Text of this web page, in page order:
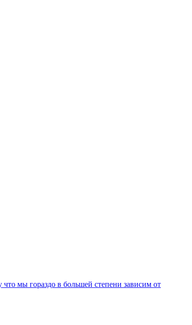
мы гораздо в большей степени зависим от